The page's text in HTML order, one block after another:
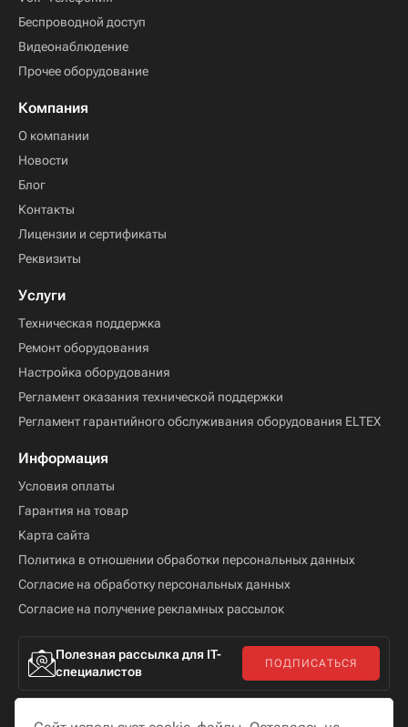
Беспроводной доступ
Видеонаблюдение
Прочее оборудование
Компания
О компании
Новости
Блог
Контакты
Лицензии и сертификаты
Реквизиты
Услуги
Техническая поддержка
Ремонт оборудования
Настройка оборудования
Регламент оказания технической поддержки
Регламент гарантийного обслуживания оборудования ELTEX
Информация
Условия оплаты
Гарантия на товар
Карта сайта
Политика в отношении обработки персональных данных
Согласие на обработку персональных данных
Согласие на получение рекламных рассылок
Полезная рассылка для IT-
специалистов
ПОДПИСАТЬСЯ